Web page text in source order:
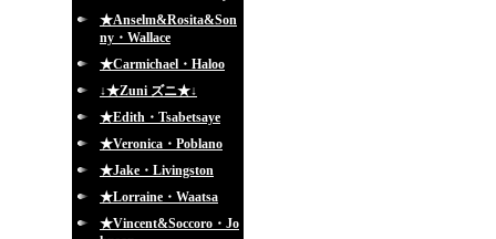
★Anselm&Rosita&Son
ny・Wallace
★Carmichael・Haloo
↓★Zuni ズニ★↓
★Edith・Tsabetsaye
★Veronica・Poblano
★Jake・Livingston
★Lorraine・Waatsa
★Vincent&Soccoro・Jo